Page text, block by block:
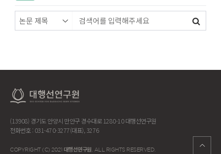
(13908) 경기도 안양시 만안구 경수대로 1280-10 대행선연구원
전화번호 : 031-470-3277(대표), 3276
COPYRIGHT (C) 2021 대행선연구원 . ALL RIGHTS RESERVED.